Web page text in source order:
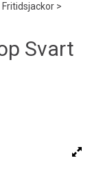
Fritidsjackor>
Svart